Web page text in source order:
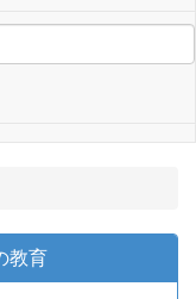
教育